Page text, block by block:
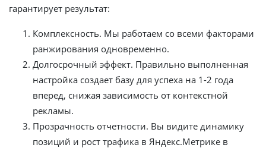
гарантирует результат:
Комплексность. Мы работаем со всеми факторами
ранжирования одновременно.
Долгосрочный эффект. Правильно выполненная
настройка создает базу для успеха на 1-2 года
вперед, снижая зависимость от контекстной
рекламы.
Прозрачность отчетности. Вы видите динамику
позиций и рост трафика в Яндекс.Метрике в